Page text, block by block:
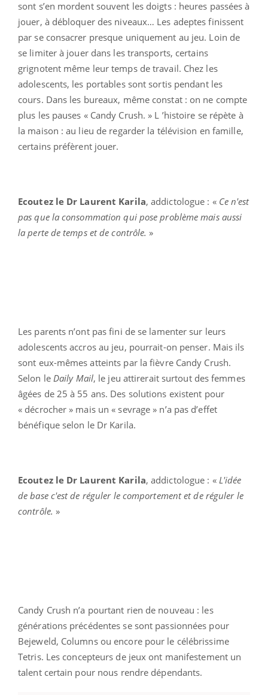
sont s’en mordent souvent les doigts : heures passées à
jouer, à débloquer des niveaux… Les adeptes finissent
par se consacrer presque uniquement au jeu. Loin de
se limiter à jouer dans les transports, certains
grignotent même leur temps de travail. Chez les
adolescents, les portables sont sortis pendant les
cours. Dans les bureaux, même constat : on ne compte
plus les pauses « Candy Crush. » L ’histoire se répète à
la maison : au lieu de regarder la télévision en famille,
certains préfèrent jouer.
Ecoutez le Dr Laurent Karila, addictologue : « Ce n'est
pas que la consommation qui pose problème mais aussi
la perte de temps et de contrôle. »
Les parents n’ont pas fini de se lamenter sur leurs
adolescents accros au jeu, pourrait-on penser. Mais ils
sont eux-mêmes atteints par la fièvre Candy Crush.
Selon le Daily Mail, le jeu attirerait surtout des femmes
âgées de 25 à 55 ans. Des solutions existent pour
« décrocher » mais un « sevrage » n’a pas d’effet
bénéfique selon le Dr Karila.
Ecoutez le Dr Laurent Karila, addictologue : « L'idée
de base c'est de réguler le comportement et de réguler le
contrôle. »
Candy Crush n’a pourtant rien de nouveau : les
générations précédentes se sont passionnées pour
Bejeweld, Columns ou encore pour le célébrissime
Tetris. Les concepteurs de jeux ont manifestement un
talent certain pour nous rendre dépendants.